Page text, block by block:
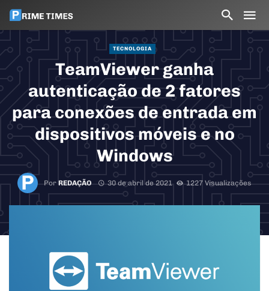
TECNOLOGIA
TeamViewer ganha
autenticação de 2 fatores
para conexões de entrada em
dispositivos móveis e no
Windows
PorREDAÇÃO 30 de abril de 2021 1227 Visualizações